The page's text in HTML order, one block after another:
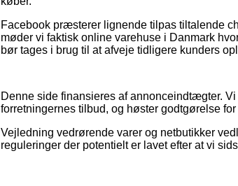
Facebook præsterer lignende tilpas tiltalende
møder vi faktisk online varehuse i Danmark
bør tages i brug til at afveje tidligere kunders
Denne side finansieres af annonceindtægter.
forretningernes tilbud, og høster godtgørelse
Vejledning vedrørende varer og netbutikker
reguleringer der potentielt er lavet efter at vi